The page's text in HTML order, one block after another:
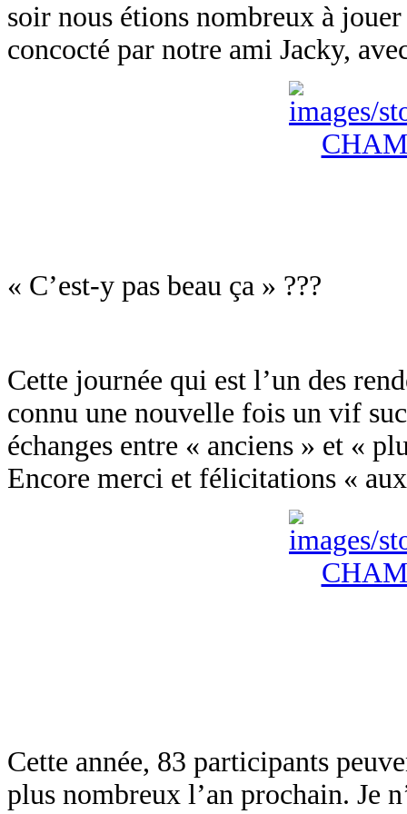
soir nous étions nombreux à
concocté par notre ami Jacky,
« C’est-y pas beau ça » ???
Cette journée qui est l’un des
connu une nouvelle fois un vif
échanges entre « anciens » et «
Encore merci et félicitations «
Cette année, 83 participants
plus nombreux l’an prochain. Je